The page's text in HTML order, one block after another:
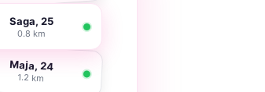
Saga, 25
0.8 km
Maja, 24
1.2 km